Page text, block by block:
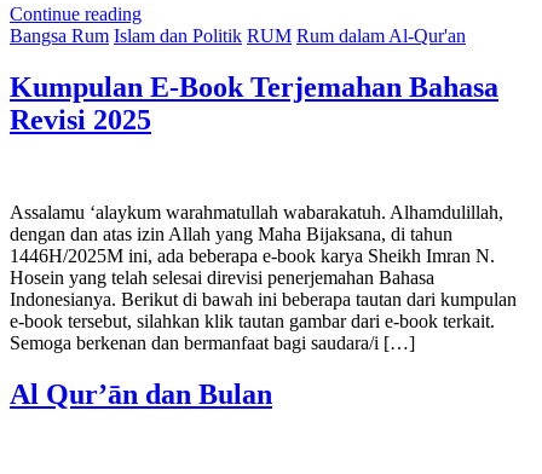
Continue reading
Bangsa Rum Islam dan Politik RUM Rum dalam Al-Qur'an
Kumpulan E-Book Terjemahan Bahasa
Revisi 2025
Assalamu ‘alaykum warahmatullah wabarakatuh. Alhamdulillah,
dengan dan atas izin Allah yang Maha Bijaksana, di tahun
1446H/2025M ini, ada beberapa e-book karya Sheikh Imran N.
Hosein yang telah selesai direvisi penerjemahan Bahasa
Indonesianya. Berikut di bawah ini beberapa tautan dari kumpulan
e-book tersebut, silahkan klik tautan gambar dari e-book terkait.
Semoga berkenan dan bermanfaat bagi saudara/i […]
Al Qur’ān dan Bulan